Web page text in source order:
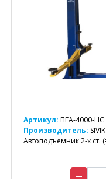
Артикул: ПГА-4000-НС
Производитель: SIVIK
Автоподъемник 2-х ст.